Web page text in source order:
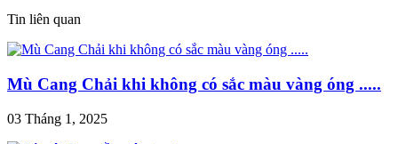
Tin liên quan
Mù Cang Chải khi không có sắc màu vàng óng .....
03 Tháng 1, 2025